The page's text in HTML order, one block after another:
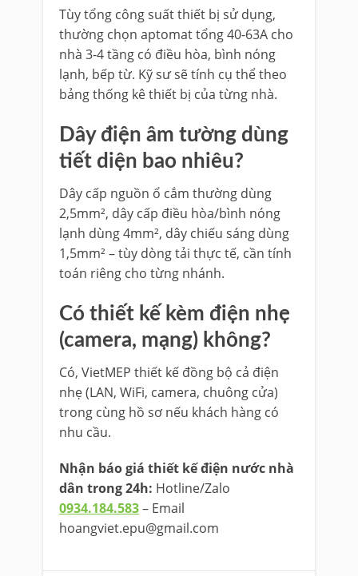
Tùy tổng công suất thiết bị sử dụng,
thường chọn aptomat tổng 40-63A cho
nhà 3-4 tầng có điều hòa, bình nóng
lạnh, bếp từ. Kỹ sư sẽ tính cụ thể theo
bảng thống kê thiết bị của từng nhà.
Dây điện âm tường dùng
tiết diện bao nhiêu?
Dây cấp nguồn ổ cắm thường dùng
2,5mm², dây cấp điều hòa/bình nóng
lạnh dùng 4mm², dây chiếu sáng dùng
1,5mm² – tùy dòng tải thực tế, cần tính
toán riêng cho từng nhánh.
Có thiết kế kèm điện nhẹ
(camera, mạng) không?
Có, VietMEP thiết kế đồng bộ cả điện
nhẹ (LAN, WiFi, camera, chuông cửa)
trong cùng hồ sơ nếu khách hàng có
nhu cầu.
Nhận báo giá thiết kế điện nước nhà
dân trong 24h: Hotline/Zalo
0934.184.583– Email
hoangviet.epu@gmail.com